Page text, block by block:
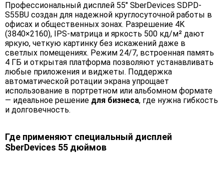
Профессиональный дисплей 55" SberDevices SDPD-
S55BU создан для надежной круглосуточной работы в
офисах и общественных зонах. Разрешение 4K
(3840×2160), IPS-матрица и яркость 500 кд/м² дают
яркую, четкую картинку без искажений даже в
светлых помещениях. Режим 24/7, встроенная память
4 ГБ и открытая платформа позволяют устанавливать
любые приложения и виджеты. Поддержка
автоматической ротации экрана упрощает
использование в портретном или альбомном формате
— идеальное решение для бизнеса, где нужна гибкость
и долговечность.
Где применяют специальный дисплей
SberDevices 55 дюймов